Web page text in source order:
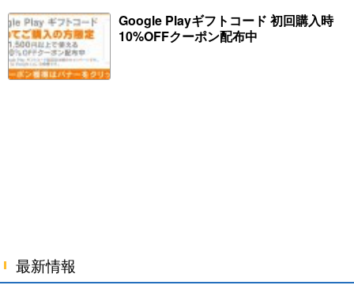
Google Playギフトコード 初回購入時
10%OFFクーポン配布中
最新情報